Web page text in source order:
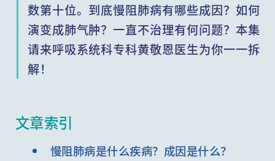
数第十位。到底慢阻肺病有哪些成因？如何
演变成肺气肿？一直不治理有何问题？本集
请来呼吸系统科专科黄敬恩医生为你一一拆
解！
文章索引
慢阻肺病是什么疾病？成因是什么？